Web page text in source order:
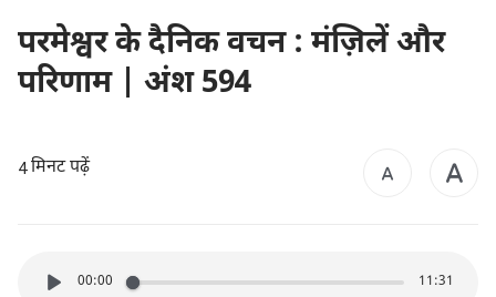
परमेश्वर के दैनिक वचन : मंज़िलें और
परिणाम | अंश 594
4 मिनट पढ़ें
00:00 11:31